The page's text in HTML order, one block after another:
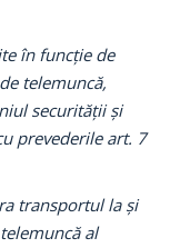
în funcție de
telemuncă,
securității și
prevederile art. 7
transportul la și
al